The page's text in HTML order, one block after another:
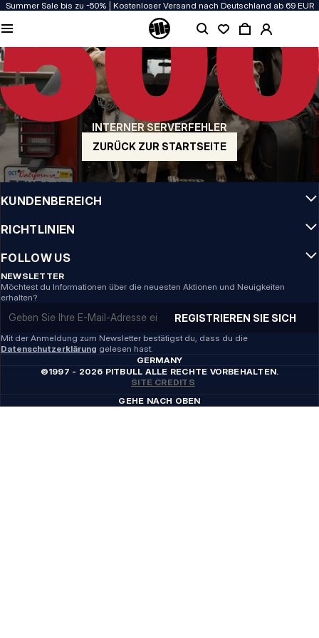
Summer Sale bis zu -50% | Kostenloser Versand nach Deutschland ab 69 EUR
INTERNER SERVERFEHLER
ZURÜCK ZUR STARTSEITE
QUALITÄT HAT BEI UNS PRIORITÄT
Unsere Kleidung wird mit Leidenschaft produziert. Bei Haltbarkeit, Langlebigkeit
der Materialien und Details machen wir keine Kompromisse.
US ORIGIN
Unsere Wurzeln reichen zurück ins San Diego der frühen 90er. Unser Stil ist roh,
authentisch und kompromisslos.
MARKE MIT CHARAKTER
Unsere Kollektionen tragen Sportler, Kämpfer und eigensinnige Individualisten
INFO
KUNDENBEREICH
RICHTLINIEN
FOLLOW US
NEWSLETTER
Möchtest du Informationen über die neuesten Aktionen und Neuigkeiten
erhalten?
REGISTRIEREN SIE SICH
Mit der Anmeldung zum Newsletter bestätigst du, dass du die
Datenschutzerklärung gelesen hast.
GERMANY
©1997 - 2026 PITBULL ALLE RECHTE VORBEHALTEN.
SITE CREDITS
GEHE NACH OBEN